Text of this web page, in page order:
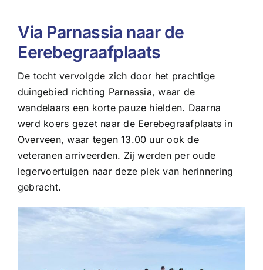
Via Parnassia naar de
Eerebegraafplaats
De tocht vervolgde zich door het prachtige
duingebied richting Parnassia, waar de
wandelaars een korte pauze hielden. Daarna
werd koers gezet naar de Eerebegraafplaats in
Overveen, waar tegen 13.00 uur ook de
veteranen arriveerden. Zij werden per oude
legervoertuigen naar deze plek van herinnering
gebracht.